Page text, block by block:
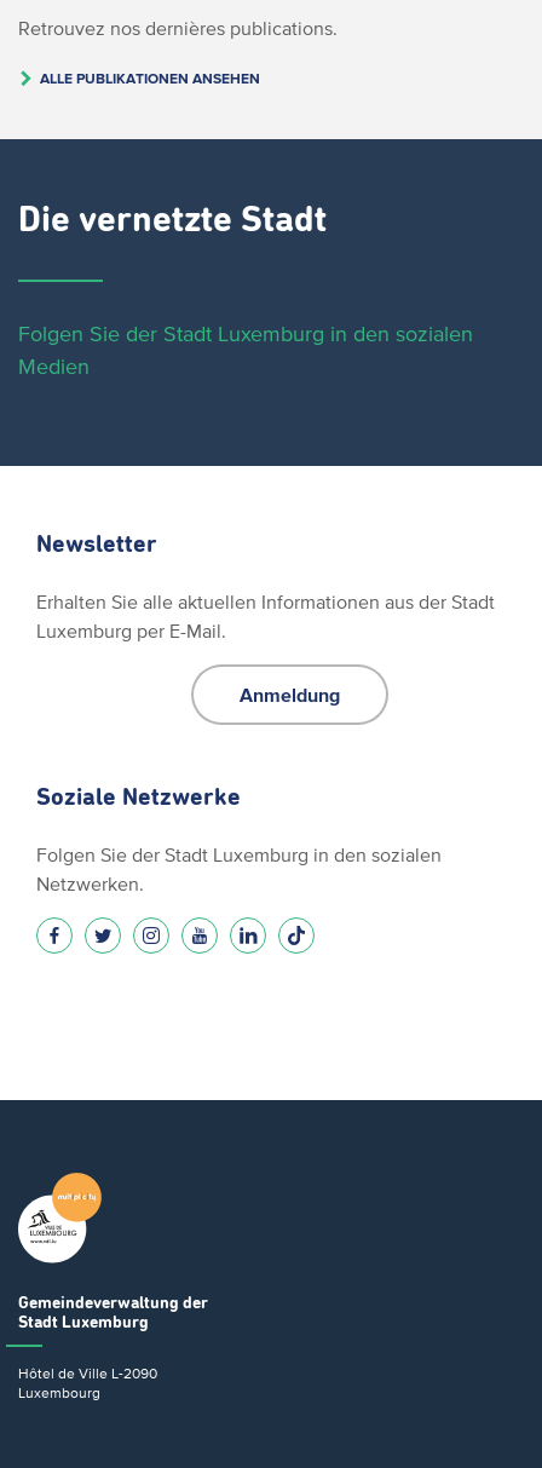
Retrouvez nos dernières publications.
ALLE PUBLIKATIONEN ANSEHEN
Die vernetzte Stadt
Folgen Sie der Stadt Luxemburg in den sozialen
Medien
Newsletter
Erhalten Sie alle aktuellen Informationen aus der Stadt
Luxemburg per E-Mail.
Anmeldung
Soziale Netzwerke
Folgen Sie der Stadt Luxemburg in den sozialen
Netzwerken.
Gemeindeverwaltung der
Stadt Luxemburg
Hôtel de Ville L-2090
Luxembourg